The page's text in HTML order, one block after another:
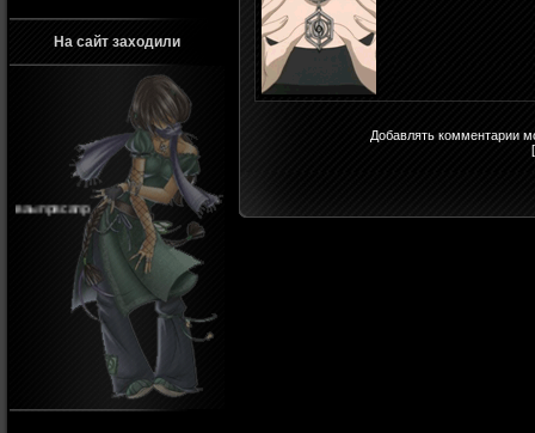
На сайт заходили
Добавлять комментарии